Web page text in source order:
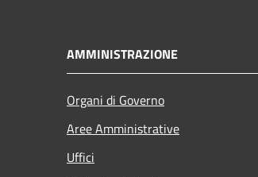
AMMINISTRAZIONE
Organi di Governo
Aree Amministrative
Uffici